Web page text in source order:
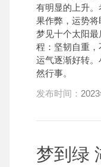
有明显的上升
果作弊，运势将
梦见十个太阳
程：坚韧自重
运气逐渐好转
然行事。
发布时间：
梦到绿